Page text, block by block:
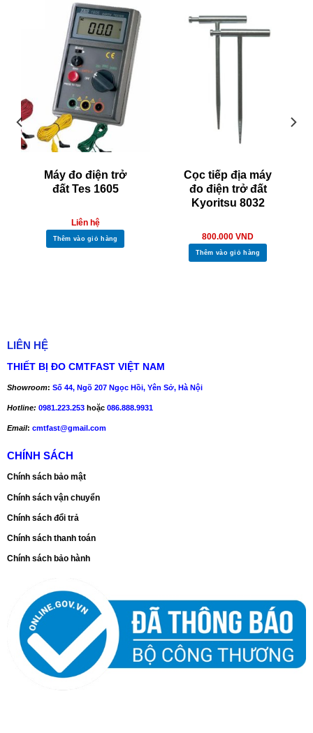
Máy đo điện trở
đất Tes 1605
Liên hệ
Thêm vào giỏ hàng
Cọc tiếp địa máy
đo điện trở đất
Kyoritsu 8032
800.000 VND
Thêm vào giỏ hàng
LIÊN HỆ
THIẾT BỊ ĐO CMTFAST VIỆT NAM
Showroom: Số 44, Ngõ 207 Ngọc Hồi, Yên Sở, Hà Nội
Hotline: 0981.223.253 hoặc086.888.9931
Email: cmtfast@gmail.com
CHÍNH SÁCH
Chính sách bảo mật
Chính sách vận chuyển
Chính sách đổi trả
Chính sách thanh toán
Chính sách bảo hành